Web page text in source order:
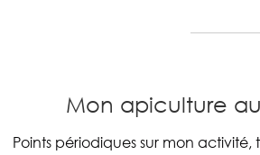
Mon apiculture
Points périodiques sur mon